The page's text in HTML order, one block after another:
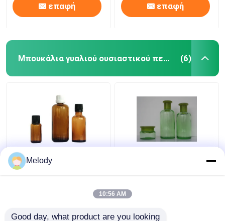
επαφή επαφή
Μπουκάλια γυαλιού ουσιαστικού πετρελαίου (6)
Η Amber χρωμάτισε
τα μπουκάλια 100ml
150ML 50G γυαλιού
ουσιαστικού
Melody
10:56 AM
Good day, what product are you looking